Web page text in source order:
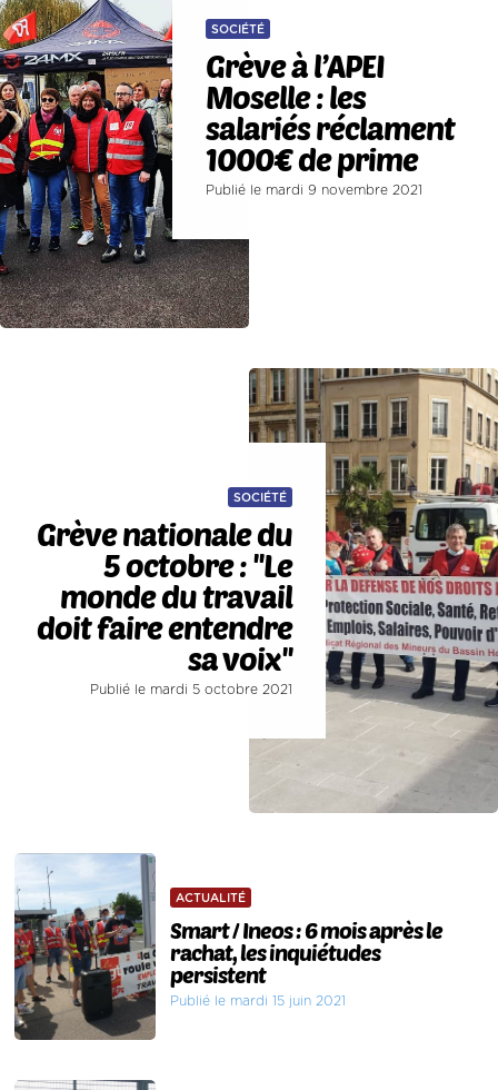
SOCIÉTÉ
Grève à l’APEI
Moselle : les
salariés réclament
1000€ de prime
Publié le mardi 9 novembre 2021
SOCIÉTÉ
Grève nationale du
5 octobre : ''Le
monde du travail
doit faire entendre
sa voix''
Publié le mardi 5 octobre 2021
ACTUALITÉ
Smart / Ineos : 6 mois après le
rachat, les inquiétudes
persistent
Publié le mardi 15 juin 2021